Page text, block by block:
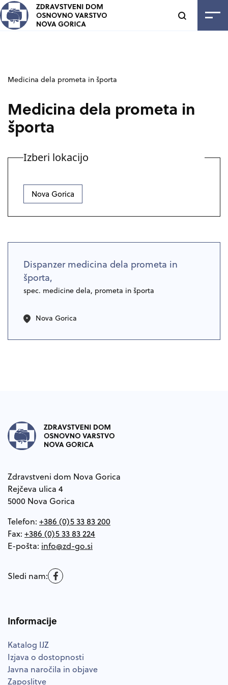
Medicina dela prometa in športa
Medicina dela prometa in
športa
Izberi lokacijo
Nova Gorica
Dispanzer medicina dela prometa in
športa,
spec. medicine dela, prometa in športa
Nova Gorica
Zdravstveni dom Nova Gorica
Rejčeva ulica 4
5000 Nova Gorica
Telefon: +386 (0)5 33 83 200
Fax: +386 (0)5 33 83 224
E-pošta:
Sledi nam:
Informacije
Katalog IJZ
Izjava o dostopnosti
Javna naročila in objave
Zaposlitve